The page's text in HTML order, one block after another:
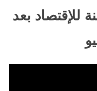
للإقتصاد بعد